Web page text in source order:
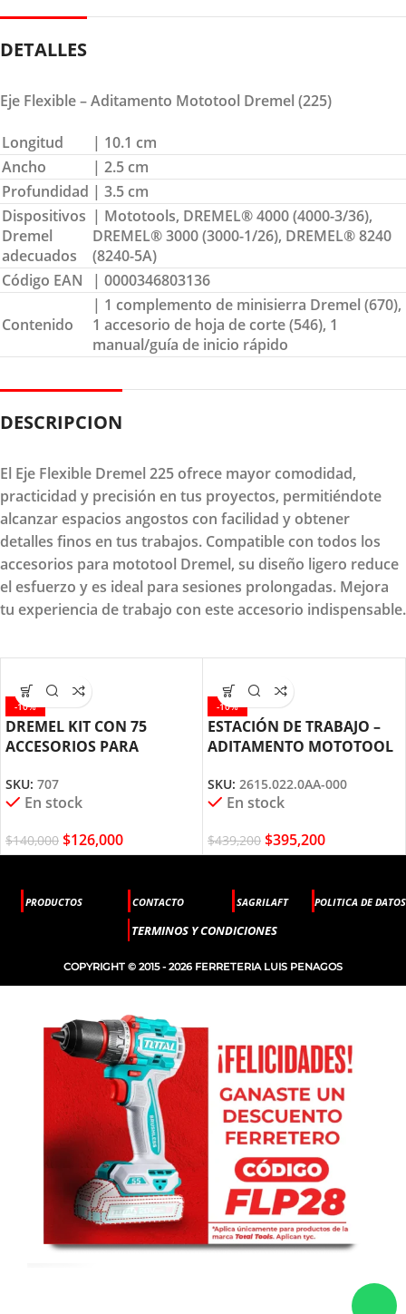
DETALLES
Eje Flexible – Aditamento Mototool Dremel (225)
Longitud
| 10.1 cm
Ancho
| 2.5 cm
Profundidad | 3.5 cm
Dispositivos
Dremel
adecuados
| Mototools, DREMEL® 4000 (4000-3/36),
DREMEL® 3000 (3000-1/26), DREMEL® 8240
(8240-5A)
Código EAN
| 0000346803136
Contenido
| 1 complemento de minisierra Dremel (670),
1 accesorio de hoja de corte (546), 1
manual/guía de inicio rápido
DESCRIPCION
El Eje Flexible Dremel 225 ofrece mayor comodidad,
practicidad y precisión en tus proyectos, permitiéndote
alcanzar espacios angostos con facilidad y obtener
detalles finos en tus trabajos. Compatible con todos los
accesorios para mototool Dremel, su diseño ligero reduce
el esfuerzo y es ideal para sesiones prolongadas. Mejora
tu experiencia de trabajo con este accesorio indispensable.
-10%
DREMEL KIT CON 75
ACCESORIOS PARA
SKU: 707
En stock
$140,000 $126,000
-10%
ESTACIÓN DE TRABAJO –
ADITAMENTO MOTOTOOL
SKU: 2615.022.0AA-000
En stock
$439,200 $395,200
PRODUCTOS CONTACTO SAGRILAFT POLITICA DE DATOS
TERMINOS Y CONDICIONES
COPYRIGHT © 2015 - 2026 FERRETERIA LUIS PENAGOS